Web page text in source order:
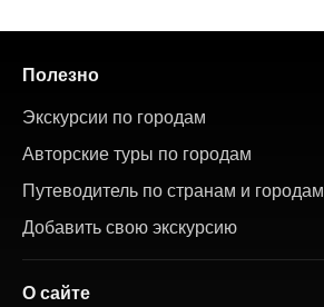
Полезно
Экскурсии по городам
Авторские туры по городам
Путеводитель по странам и городам
Добавить свою экскурсию
О сайте